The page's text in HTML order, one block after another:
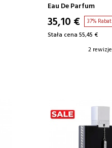
Eau De Parfum
35,10 € 37% Rabat
Stała cena 55,45 €
2 rewizje